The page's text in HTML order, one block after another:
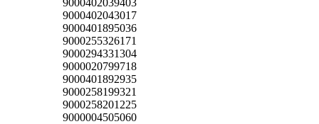
9000402043017
9000401895036
9000255326171
9000294331304
9000020799718
9000401892935
9000258199321
9000258201225
9000004505060